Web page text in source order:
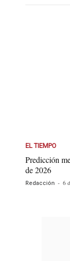
EL TIEMPO
Predicción
de 2026
Redacción - 6